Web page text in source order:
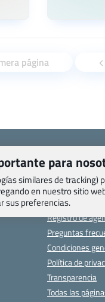
página
Quienes somos
Contacto
Pasaporte,
específicas
Blog de
Registro de
Preguntas
Condiciones
Política de
Transparencia
Todas las
para
similares de
en nuestro sitio
sus preferencias.